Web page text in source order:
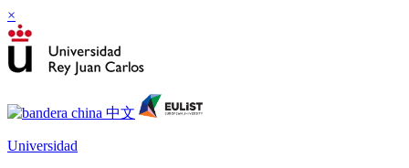
×
Universidad